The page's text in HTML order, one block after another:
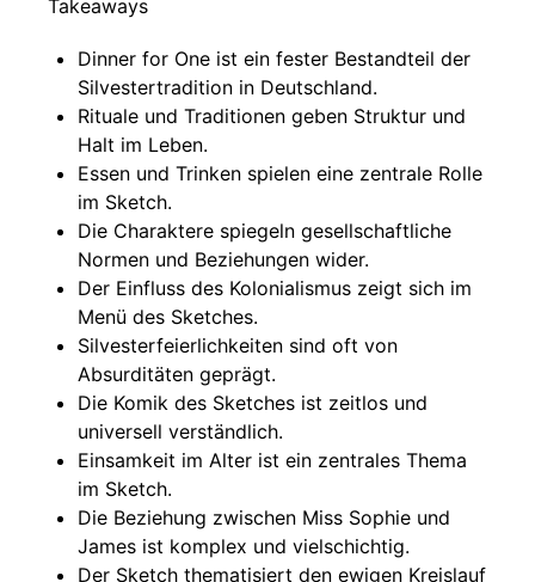
Takeaways
Dinner for One ist ein fester Bestandteil der
Silvestertradition in Deutschland.
Rituale und Traditionen geben Struktur und
Halt im Leben.
Essen und Trinken spielen eine zentrale Rolle
im Sketch.
Die Charaktere spiegeln gesellschaftliche
Normen und Beziehungen wider.
Der Einfluss des Kolonialismus zeigt sich im
Menü des Sketches.
Silvesterfeierlichkeiten sind oft von
Absurditäten geprägt.
Die Komik des Sketches ist zeitlos und
universell verständlich.
Einsamkeit im Alter ist ein zentrales Thema
im Sketch.
Die Beziehung zwischen Miss Sophie und
James ist komplex und vielschichtig.
Der Sketch thematisiert den ewigen Kreislauf